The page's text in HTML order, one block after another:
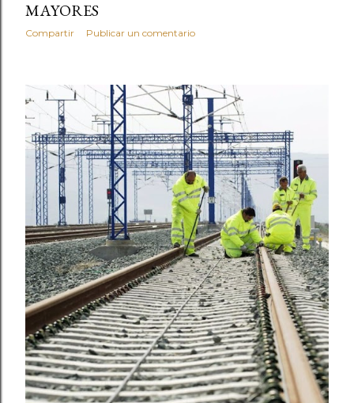
MAYORES
Compartir Publicar un comentario